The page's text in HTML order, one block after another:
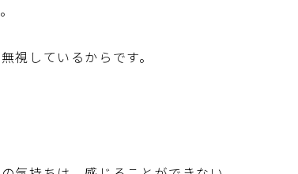
視しているからです。